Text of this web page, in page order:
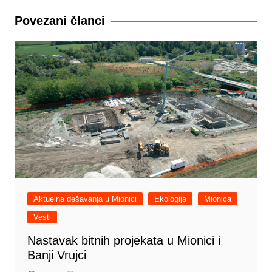
Povezani članci
Aktuelna dešavanja u Mionici Ekologija
Mionica
Vesti
Nastavak bitnih projekata u Mionici i
Banji Vrujci